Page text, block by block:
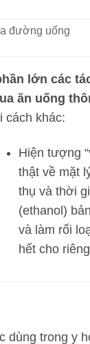
đường uống
lớn các
ăn uống
cách khác:
Hiện tượng
thật về mặt
thụ và thời
(ethanol)
và làm rối
hết cho
dùng trong y